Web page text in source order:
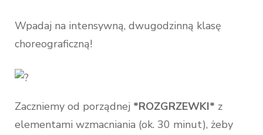
Wpadaj na intensywną, dwugodzinną klasę
choreograficzną!
Zaczniemy od porządnej *ROZGRZEWKI* z
elementami wzmacniania (ok. 30 minut), żeby